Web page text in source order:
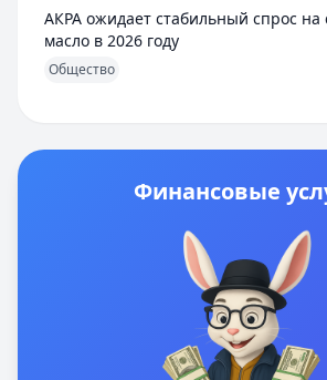
АКРА ожидает стабильный спрос на
масло в 2026 году
Общество
Финансовые